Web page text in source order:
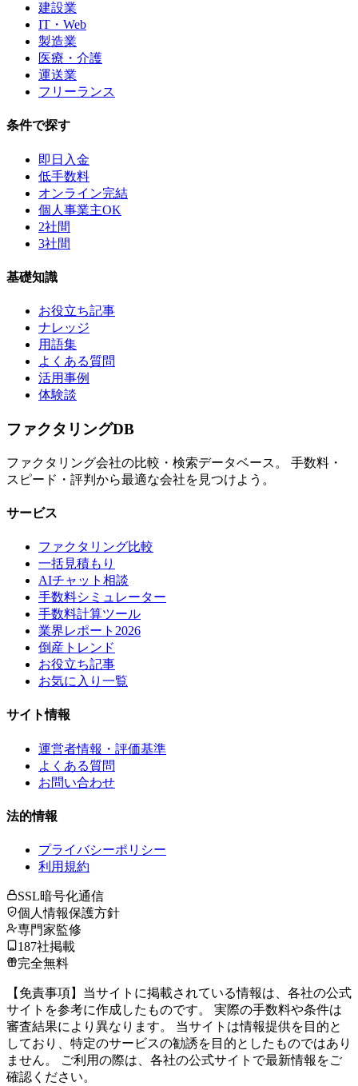
建設業
IT・Web
製造業
医療・介護
運送業
フリーランス
条件で探す
即日入金
低手数料
オンライン完結
個人事業主OK
2社間
3社間
基礎知識
お役立ち記事
ナレッジ
用語集
よくある質問
活用事例
体験談
ファクタリングDB
ファクタリング会社の比較・検索データベース。 手数料・
スピード・評判から最適な会社を見つけよう。
サービス
ファクタリング比較
一括見積もり
AIチャット相談
手数料シミュレーター
手数料計算ツール
業界レポート2026
倒産トレンド
お役立ち記事
お気に入り一覧
サイト情報
運営者情報・評価基準
よくある質問
お問い合わせ
法的情報
プライバシーポリシー
利用規約
SSL暗号化通信
個人情報保護方針
専門家監修
187社掲載
完全無料
【免責事項】当サイトに掲載されている情報は、各社の公式
サイトを参考に作成したものです。 実際の手数料や条件は
審査結果により異なります。 当サイトは情報提供を目的と
しており、特定のサービスの勧誘を目的としたものではあり
ません。 ご利用の際は、各社の公式サイトで最新情報をご
確認ください。